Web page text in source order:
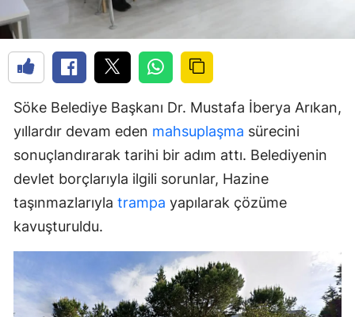
Söke Belediye Başkanı Dr. Mustafa İberya Arıkan,
yıllardır devam eden mahsuplaşma sürecini
sonuçlandırarak tarihi bir adım attı. Belediyenin
devlet borçlarıyla ilgili sorunlar, Hazine
taşınmazlarıyla trampa yapılarak çözüme
kavuşturuldu.